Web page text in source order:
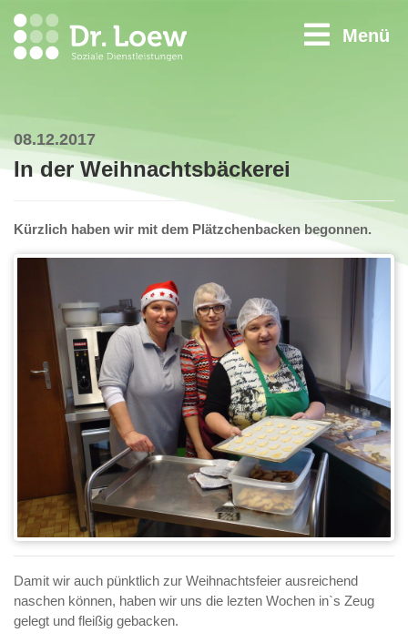
Menü
08.12.2017
In der Weihnachtsbäckerei
Kürzlich haben wir mit dem Plätzchenbacken begonnen.
Damit wir auch pünktlich zur Weihnachtsfeier ausreichend
naschen können, haben wir uns die lezten Wochen in`s Zeug
gelegt und fleißig gebacken.